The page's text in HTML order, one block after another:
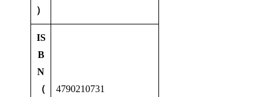
）
IS
B
N
（
4790210731